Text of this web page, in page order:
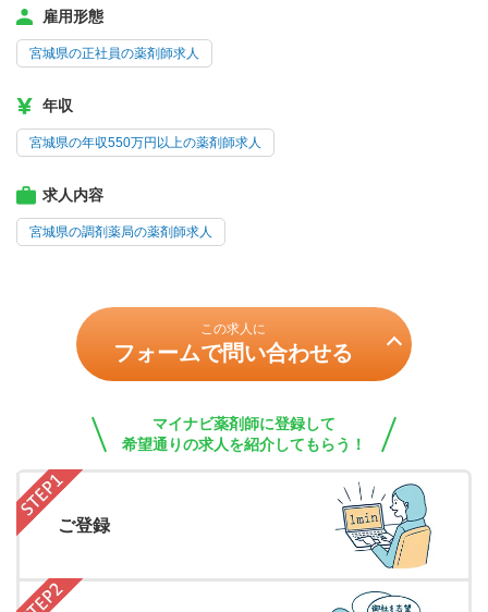
雇用形態
宮城県の正社員の薬剤師求人
年収
宮城県の年収550万円以上の薬剤師求人
求人内容
宮城県の調剤薬局の薬剤師求人
この求人に
フォームで問い合わせる
マイナビ薬剤師に登録して
希望通りの求人を紹介してもらう！
ご登録